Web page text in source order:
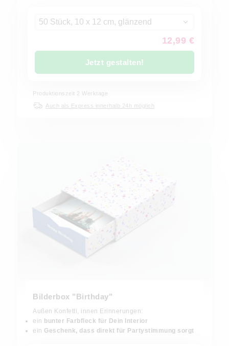
50 Stück, 10 x 12 cm, glänzend
12,99 €
Jetzt gestalten!
Produktionszeit 2 Werktage
Auch als Express innerhalb 24h möglich
Bilderbox "Birthday"
Außen Konfetti, innen Erinnerungen:
ein bunter Farbfleck für Dein Interior
ein Geschenk, dass direkt für Partystimmung sorgt